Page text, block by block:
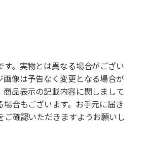
。実物とは異なる場合がござい
像は予告なく変更となる場合が
商品表示の記載内容に関しまして
場合もございます。お手元に届き
ご確認いただきますようお願いし